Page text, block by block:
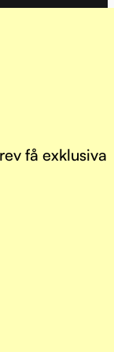
få exklusiva